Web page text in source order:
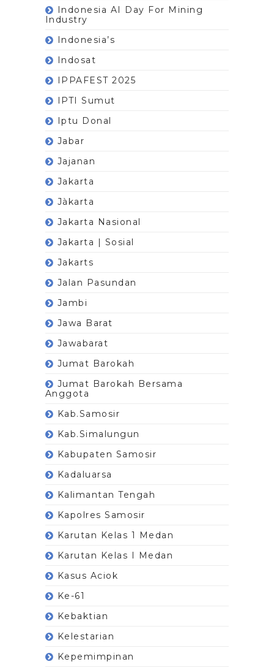
Indonesia AI Day For Mining
Industry
Indonesia’s
Indosat
IPPAFEST 2025
IPTI Sumut
Iptu Donal
Jabar
Jajanan
Jakarta
Jàkarta
Jakarta Nasional
Jakarta | Sosial
Jakarts
Jalan Pasundan
Jambi
Jawa Barat
Jawabarat
Jumat Barokah
Jumat Barokah Bersama
Anggota
Kab.Samosir
Kab.Simalungun
Kabupaten Samosir
Kadaluarsa
Kalimantan Tengah
Kapolres Samosir
Karutan Kelas 1 Medan
Karutan Kelas I Medan
Kasus Aciok
Ke-61
Kebaktian
Kelestarian
Kepemimpinan